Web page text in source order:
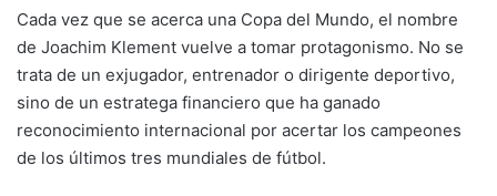
Cada vez que se acerca una Copa del Mundo, el nombre
de Joachim Klement vuelve a tomar protagonismo. No se
trata de un exjugador, entrenador o dirigente deportivo,
sino de un estratega financiero que ha ganado
reconocimiento internacional por acertar los campeones
de los últimos tres mundiales de fútbol.